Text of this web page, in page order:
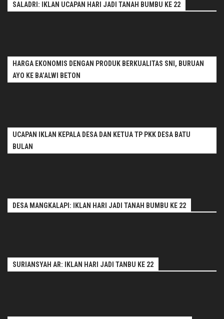
SALADRI: IKLAN UCAPAN HARI JADI TANAH BUMBU KE 22
HARGA EKONOMIS DENGAN PRODUK BERKUALITAS SNI, BURUAN
AYO KE BA’ALWI BETON
UCAPAN IKLAN KEPALA DESA DAN KETUA TP PKK DESA BATU
BULAN
DESA MANGKALAPI: IKLAN HARI JADI TANAH BUMBU KE 22
SURIANSYAH AR: IKLAN HARI JADI TANBU KE 22